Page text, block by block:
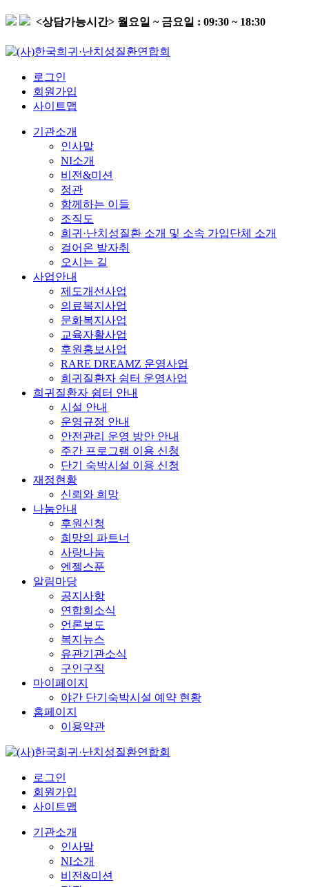
<상담가능시간> 월요일 ~ 금요일 : 09:30 ~ 18:30
로그인
회원가입
사이트맵
기관소개
인사말
NI소개
비전&미션
정관
함께하는 이들
조직도
희귀·난치성질환 소개 및 소속 가입단체 소개
걸어온 발자취
오시는 길
사업안내
제도개선사업
의료복지사업
문화복지사업
교육자활사업
후원홍보사업
RARE DREAMZ 운영사업
희귀질환자 쉼터 운영사업
희귀질환자 쉼터 안내
시설 안내
운영규정 안내
안전관리 운영 방안 안내
주간 프로그램 이용 신청
단기 숙박시설 이용 신청
재정현황
신뢰와 희망
나눔안내
후원신청
희망의 파트너
사랑나눔
엔젤스푼
알림마당
공지사항
연합회소식
언론보도
복지뉴스
유관기관소식
구인구직
마이페이지
야간 단기숙박시설 예약 현황
홈페이지
이용약관
로그인
회원가입
사이트맵
기관소개
인사말
NI소개
비전&미션